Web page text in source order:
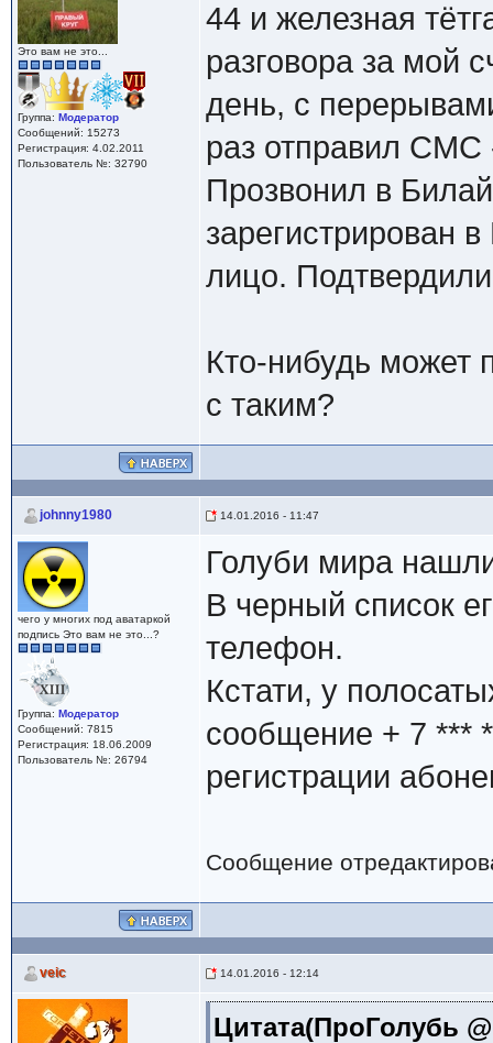
Это вам не это...
Группа: Модератор
Сообщений: 15273
Регистрация: 4.02.2011
Пользователь №: 32790
44 и железная
разговора за мой
день, с
раз отправил СМС
Прозвонил в
зарегистрирован
лицо.
Кто-нибудь может
с таким?
johnny1980 14.01.2016 - 11:47
чего у многих под аватаркой
подпись Это вам не это...?
Группа: Модератор
Сообщений: 7815
Регистрация: 18.06.2009
Пользователь №: 26794
Голуби мира
В черный список
телефон.
Кстати, у
сообщение + 7 ***
регистрации
Сообщение
veic 14.01.2016 - 12:14
Цитата(ПроГолубь